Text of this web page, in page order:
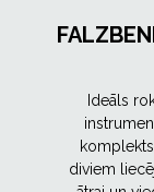
Ideāls
diviem